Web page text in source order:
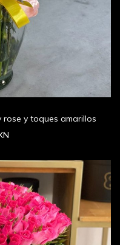
rose y toques amarillos